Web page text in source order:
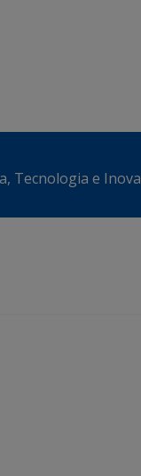
Tecnologia e